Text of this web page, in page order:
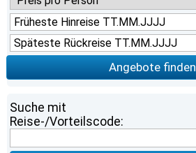
Angebote finden
Suche mit
Reise-/Vorteilscode: